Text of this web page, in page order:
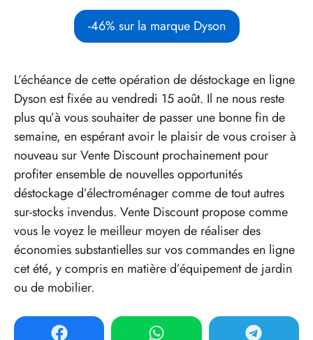
-46% sur la marque Dyson
L’échéance de cette opération de déstockage en ligne
Dyson est fixée au vendredi 15 août. Il ne nous reste
plus qu’à vous souhaiter de passer une bonne fin de
semaine, en espérant avoir le plaisir de vous croiser à
nouveau sur Vente Discount prochainement pour
profiter ensemble de nouvelles opportunités
déstockage d’électroménager comme de tout autres
sur-stocks invendus. Vente Discount propose comme
vous le voyez le meilleur moyen de réaliser des
économies substantielles sur vos commandes en ligne
cet été, y compris en matière d’équipement de jardin
ou de mobilier.